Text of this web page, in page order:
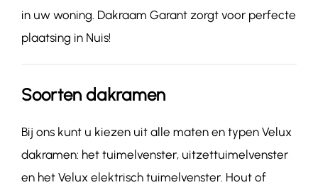
in uw woning. Dakraam Garant zorgt voor perfecte
plaatsing in Nuis!
Soorten dakramen
Bij ons kunt u kiezen uit alle maten en typen Velux
dakramen: het tuimelvenster, uitzettuimelvenster
en het Velux elektrisch tuimelvenster. Hout of